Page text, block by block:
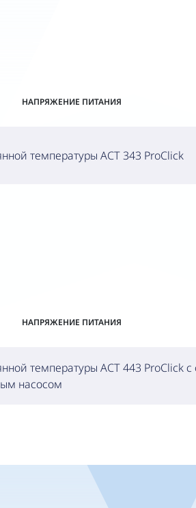
НАПРЯЖЕНИЕ ПИТАНИЯ
температуры ACT 343 ProClick
НАПРЯЖЕНИЕ ПИТАНИЯ
температуры ACT 443 ProClick
насосом